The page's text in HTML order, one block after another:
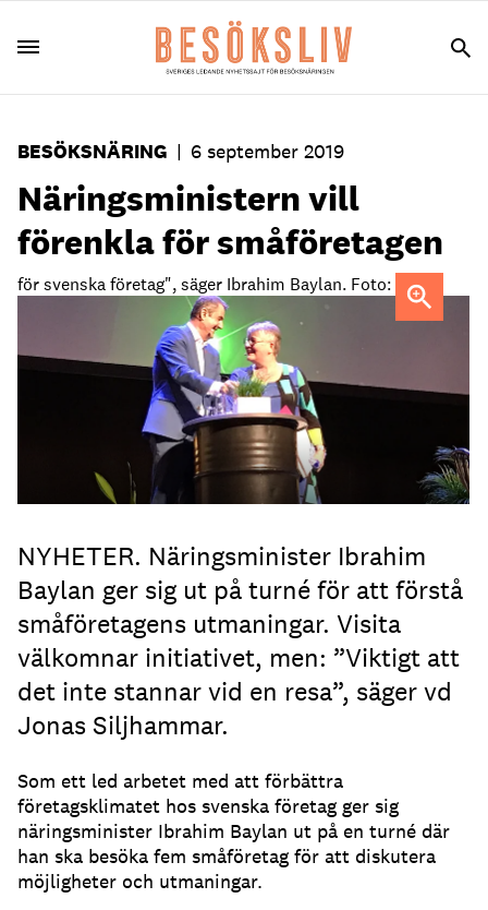
BESÖKSNÄRING | 6 september 2019
Näringsministern vill
förenkla för småföretagen
för svenska företag", säger Ibrahim Baylan. Foto:
"Jag ser fram emot att diskutera hur vi kan förenkla
för svenska företag", säger Ibrahim Baylan.
NYHETER. Näringsminister Ibrahim
Baylan ger sig ut på turné för att förstå
småföretagens utmaningar. Visita
välkomnar initiativet, men: ”Viktigt att
det inte stannar vid en resa”, säger vd
Jonas Siljhammar.
Som ett led arbetet med att förbättra
företagsklimatet hos svenska företag ger sig
näringsminister Ibrahim Baylan ut på en turné där
han ska besöka fem småföretag för att diskutera
möjligheter och utmaningar.